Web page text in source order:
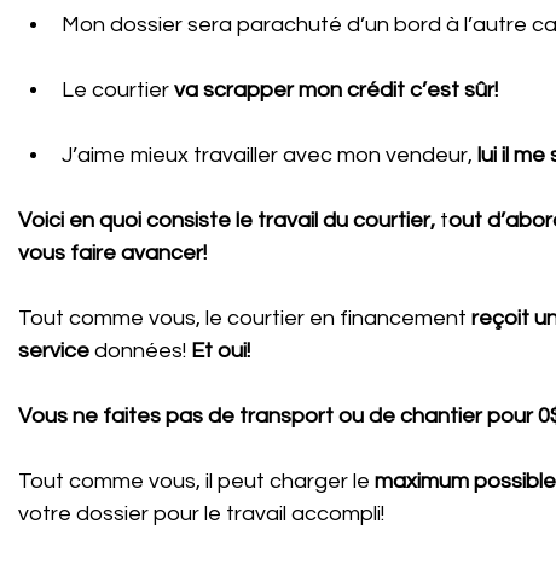
Mon dossier sera parachuté d’un bord à l’autre
Le courtier va scrapper mon crédit c’est sûr!
J’aime mieux travailler avec mon vendeur, lui il me
Voici en quoi consiste le travail du courtier, tout
vous faire avancer!
Tout comme vous, le courtier en financement reçoit
service données! Et oui!
Vous ne faites pas de transport ou de chantier pour
Tout comme vous, il peut charger le maximum possible
votre dossier pour le travail accompli!